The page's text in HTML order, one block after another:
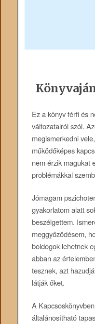
Ez a könyv férfi és
változatairól szól.
megismerkedni
működőképes
nem érzik magukat
problémákkal
Jómagam
gyakorlatom alatt
beszélgettem.
meggyőződésem,
boldogok lehetnek
abban az
tesznek, azt
látják őket.
A
általánosítható